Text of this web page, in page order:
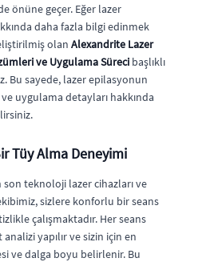
önüne geçer. Eğer lazer
daha fazla bilgi edinmek
olan Alexandrite Lazer
ve Uygulama Süreci başlıklı
Bu sayede, lazer epilasyonun
uygulama detayları hakkında
Tüy Alma Deneyimi
teknoloji lazer cihazları ve
sizlere konforlu bir seans
çalışmaktadır. Her seans
yapılır ve sizin için en
ve dalga boyu belirlenir. Bu